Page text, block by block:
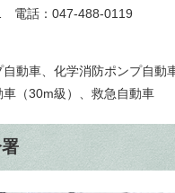
電話：047-488-0119
動車、化学消防ポンプ自動
（30m級）、救急自動車